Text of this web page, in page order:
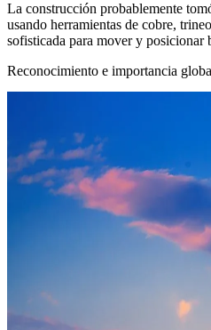
La construcción probablemente
usando herramientas de cobre,
sofisticada para mover y posicionar
Reconocimiento e importancia